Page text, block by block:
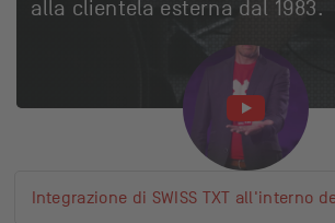
alla clientela esterna dal 1983.
Collegamento di ancoraggio attivo
Integrazione di SWISS TXT all'interno